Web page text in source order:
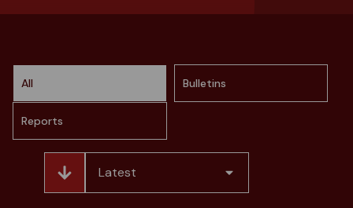
All Bulletins
Reports
Latest
> Bagaimana Attention Economy